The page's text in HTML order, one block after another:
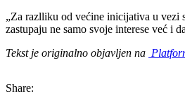
„Za razlliku od većine inicijativa u vezi
zastupaju ne samo svoje interese već i
Tekst je originalno objavljen na
Share: